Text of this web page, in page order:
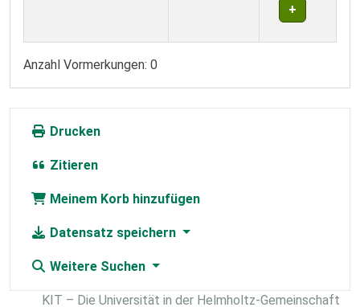
Anzahl Vormerkungen: 0
Drucken
Zitieren
Meinem Korb hinzufügen
Datensatz speichern
Weitere Suchen
KIT – Die Universität in der Helmholtz-Gemeinschaft